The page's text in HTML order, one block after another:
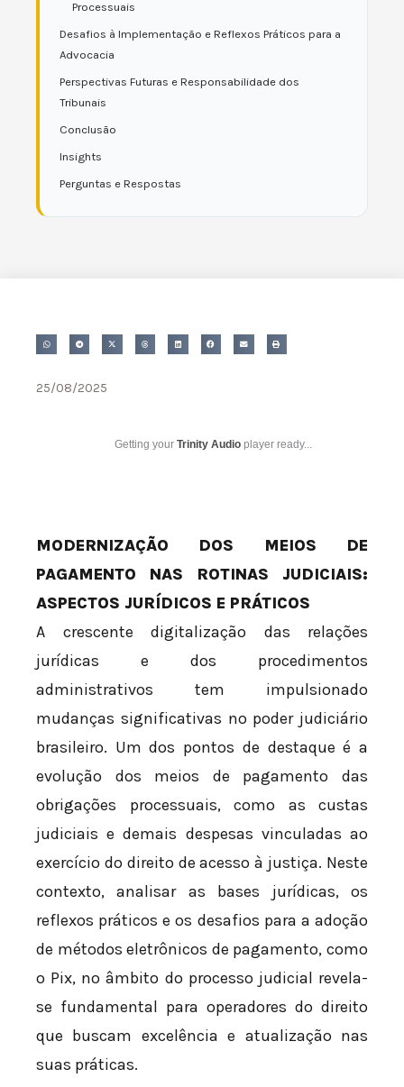
Processuais
Desafios à Implementação e Reflexos Práticos para a
Advocacia
Perspectivas Futuras e Responsabilidade dos
Tribunais
Conclusão
Insights
Perguntas e Respostas
25/08/2025
Getting your Trinity Audio player ready...
MODERNIZAÇÃO DOS MEIOS DE
PAGAMENTO NAS ROTINAS JUDICIAIS:
ASPECTOS JURÍDICOS E PRÁTICOS
A crescente digitalização das relações
jurídicas e dos procedimentos
administrativos tem impulsionado
mudanças significativas no poder judiciário
brasileiro. Um dos pontos de destaque é a
evolução dos meios de pagamento das
obrigações processuais, como as custas
judiciais e demais despesas vinculadas ao
exercício do direito de acesso à justiça. Neste
contexto, analisar as bases jurídicas, os
reflexos práticos e os desafios para a adoção
de métodos eletrônicos de pagamento, como
o Pix, no âmbito do processo judicial revela-
se fundamental para operadores do direito
que buscam excelência e atualização nas
suas práticas.